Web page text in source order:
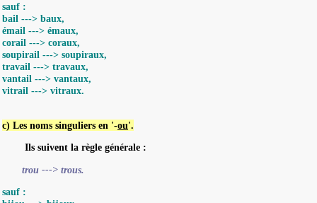
sauf :
bail ---> baux,
émail ---> émaux,
corail ---> coraux,
soupirail ---> soupiraux,
travail ---> travaux,
vantail ---> vantaux,
vitrail ---> vitraux.
c) Les noms singuliers en '-ou'.
Ils suivent la règle générale :
trou ---> trous.
sauf :